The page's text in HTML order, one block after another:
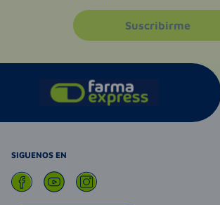
Suscribirme
SIGUENOS EN